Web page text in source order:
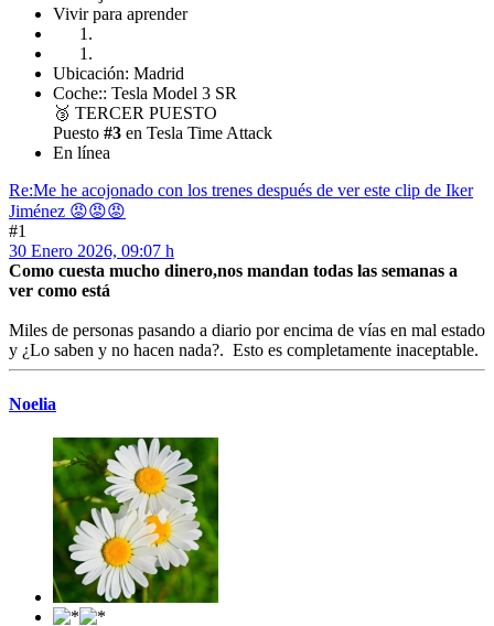
Vivir para aprender
Ubicación: Madrid
Coche:: Tesla Model 3 SR
🥉 TERCER PUESTO
Puesto #3 en Tesla Time Attack
En línea
Re:Me he acojonado con los trenes después de ver este clip de Iker
Jiménez 😡😡😡
#1
30 Enero 2026, 09:07 h
Como cuesta mucho dinero,nos mandan todas las semanas a
ver como está
Miles de personas pasando a diario por encima de vías en mal estado
y ¿Lo saben y no hacen nada?. Esto es completamente inaceptable.
Noelia